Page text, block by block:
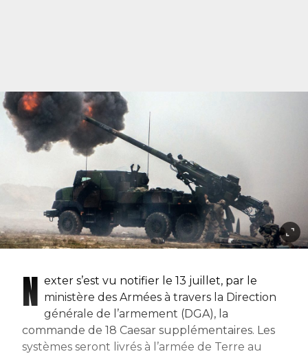
N exter s’est vu notifier le 13 juillet, par le
ministère des Armées à travers la Direction
générale de l’armement (DGA), la
commande de 18 Caesar supplémentaires. Les
systèmes seront livrés à l’armée de Terre au